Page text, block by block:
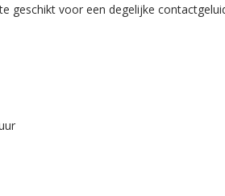
geschikt voor een degelijke